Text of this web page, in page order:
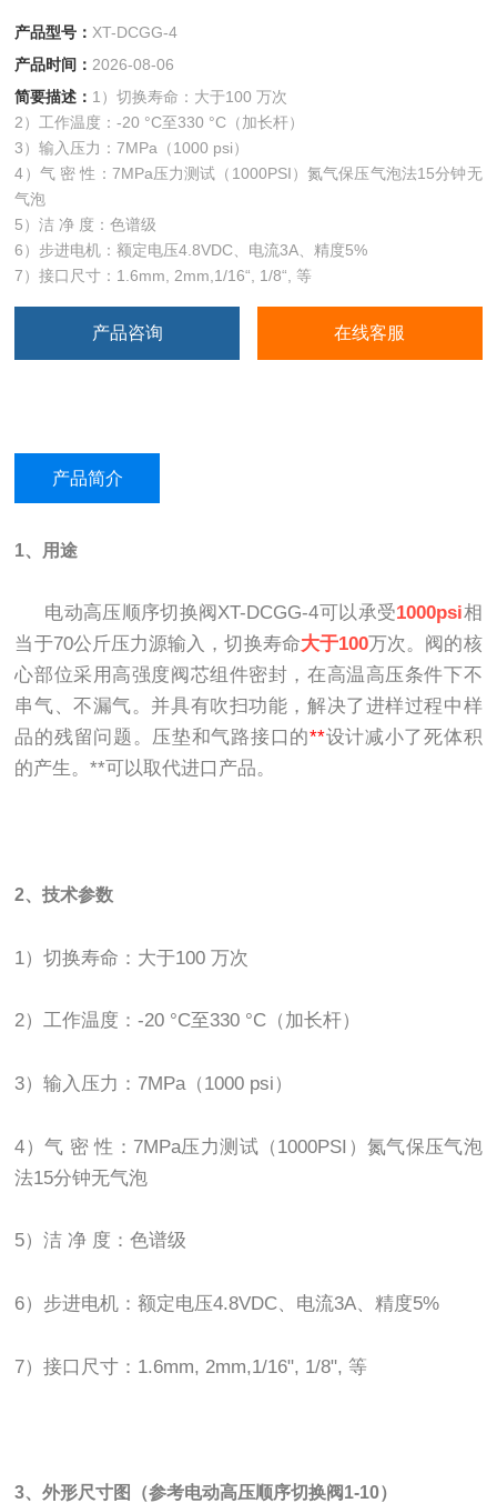
产品型号： XT-DCGG-4
产品时间： 2026-08-06
简要描述： 1）切换寿命：大于100 万次
2）工作温度：-20 °C至330 °C（加长杆）
3）输入压力：7MPa（1000 psi）
4）气 密 性：7MPa压力测试（1000PSI）氮气保压气泡法15分钟无
气泡
5）洁 净 度：色谱级
6）步进电机：额定电压4.8VDC、电流3A、精度5%
7）接口尺寸：1.6mm, 2mm,1/16“, 1/8“, 等
产品咨询 在线客服
产品简介
1、用途
电动高压顺序切换阀XT-DCGG-4可以承受1000psi相
当于70公斤压力源输入，切换寿命大于100万次。阀的核
心部位采用高强度阀芯组件密封，在高温高压条件下不
串气、不漏气。并具有吹扫功能，解决了进样过程中样
品的残留问题。压垫和气路接口的**设计减小了死体积
的产生。**可以取代进口产品。
2、技术参数
1）切换寿命：大于100 万次
2）工作温度：-20 °C至330 °C（加长杆）
3）输入压力：7MPa（1000 psi）
4）气 密 性：7MPa压力测试（1000PSI）氮气保压气泡
法15分钟无气泡
5）洁 净 度：色谱级
6）步进电机：额定电压4.8VDC、电流3A、精度5%
7）接口尺寸：1.6mm, 2mm,1/16", 1/8", 等
3、外形尺寸图（参考电动高压顺序切换阀1-10）